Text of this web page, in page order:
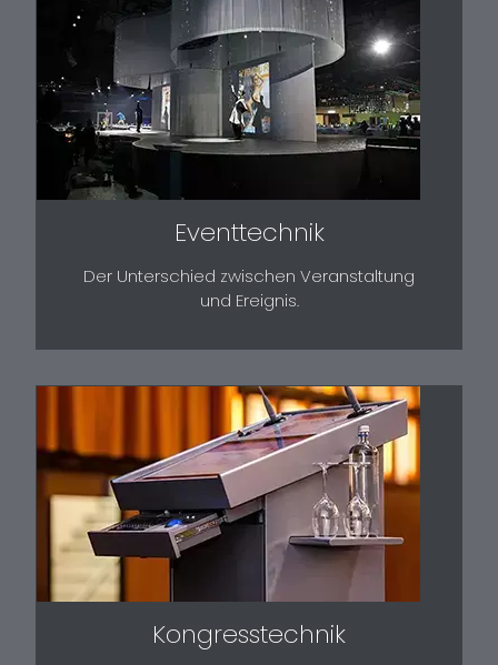
Eventtechnik
Der Unterschied zwischen Veranstaltung
und Ereignis.
Kongresstechnik